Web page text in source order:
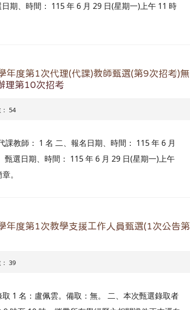
期、時間： 115 年 6 月 29 日(星期一)上午 11 時
年度第1次代理(代課)教師甄選(第9次招考)無
理第10次招考
54
教師： 1 名 二、報名日期、時間： 115 年 6 月
甄選日期、時間： 115 年 6 月 29 日(星期一)上午
。
年度第1次教學支援工作人員甄選(1次公告第
39
1 名：盧佩雲。備取：無。 二、本次甄選錄取者